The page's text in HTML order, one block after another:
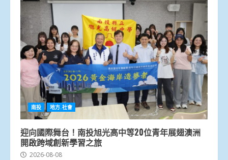
南投 地方.社會
迎向國際舞台！南投旭光高中等20位青年展翅澳洲
開啟跨域創新學習之旅
2026-08-08